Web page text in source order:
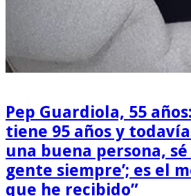
Pep Guardiola, 55
tiene 95 años y todavía
una buena persona,
gente siempre’; es el
que he recibido”